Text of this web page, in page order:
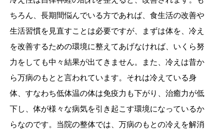
ちろん、長期間悩んでいる方であれば、食生活の改善や
生活習慣を見直すことは必要ですが、まずは体を、冷え
を改善するための環境に整えてあげなければ、いくら努
力をしても中々結果が出てきません。また、冷えは昔か
ら万病のもとと言われています。それは冷えている身
体、すなわち低体温の体は免疫力も下がり、治癒力が低
下し、体が様々な病気を引き起こす環境になっているか
らなのです。当院の整体では、万病のもとの冷えを解消